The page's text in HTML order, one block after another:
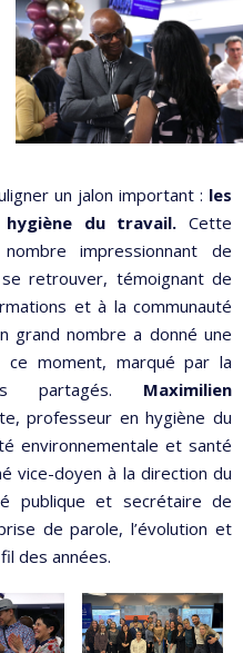
un jalon important : les
du travail. Cette
impressionnant de
retrouver, témoignant de
et à la communauté
grand nombre a donné une
ce moment, marqué par la
partagés. Maximilien
professeur en hygiène du
environnementale et santé
vice-doyen à la direction du
publique et secrétaire de
de parole, l’évolution et
des années.